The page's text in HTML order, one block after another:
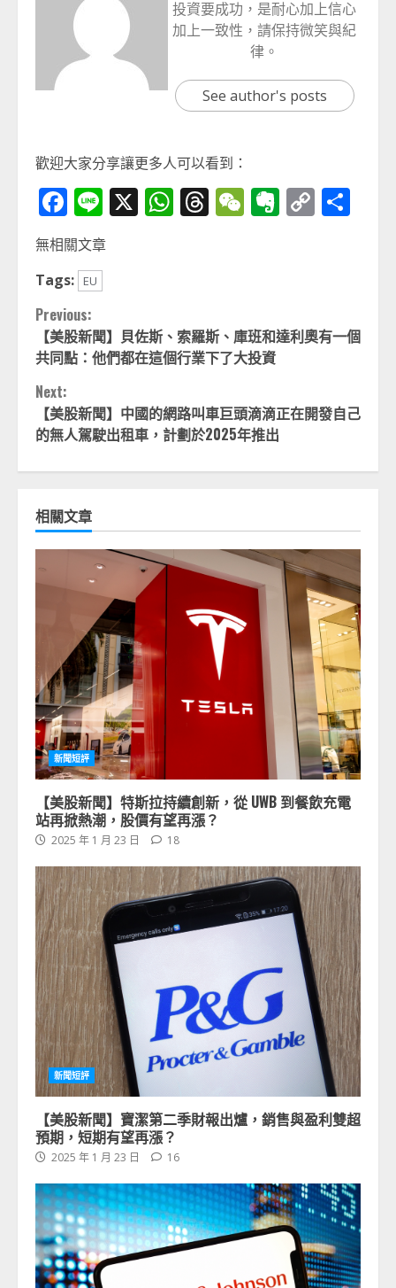
投資要成功，是耐心加上信心
加上一致性，請保持微笑與紀
律。
See author's posts
歡迎大家分享讓更多人可以看到：
Facebook
Line
X WhatsApp
Threads
WeChat
Evernote
Copy
無相關文章
Tags:
EU
Continue
Reading
Previous:
【美股新聞】貝佐斯、索羅斯、庫班和達利奧有一個
共同點：他們都在這個行業下了大投資
Next:
【美股新聞】中國的網路叫車巨頭滴滴正在開發自己
的無人駕駛出租車，計劃於2025年推出
相關文章
新聞短評
【美股新聞】特斯拉持續創新，從 UWB 到餐飲充電
站再掀熱潮，股價有望再漲？
2025 年 1 月 23 日 18
新聞短評
【美股新聞】寶潔第二季財報出爐，銷售與盈利雙超
預期，短期有望再漲？
2025 年 1 月 23 日 16